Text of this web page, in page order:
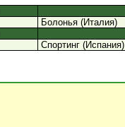
Болонья (Италия)
Спортинг (Испания)